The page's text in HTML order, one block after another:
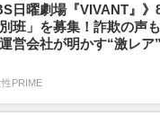
日曜劇場『VIVANT』》
班」を募集！詐欺の声
営会社が明かす“激レア
PRIME